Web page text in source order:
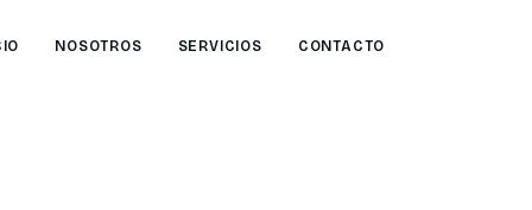
NOSOTROS SERVICIOS CONTACTO